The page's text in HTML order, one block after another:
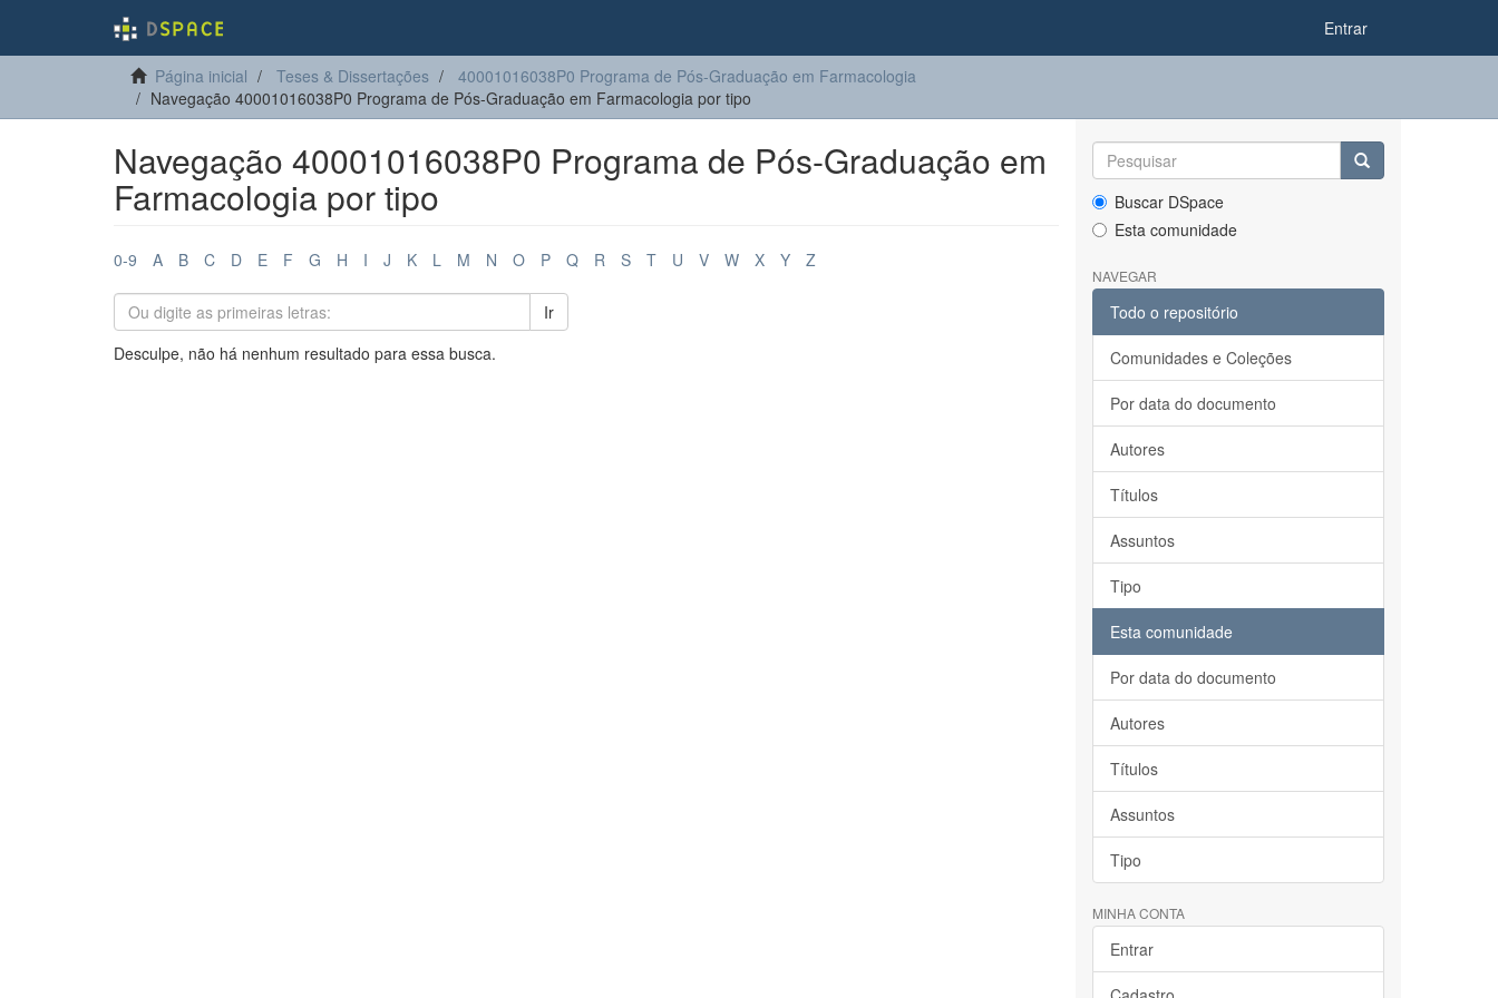
Entrar
Página inicial Teses & Dissertações
40001016038P0 Programa de Pós-Graduação em Farmacologia
Navegação 40001016038P0 Programa de Pós-Graduação em Farmacologia por tipo
Navegação 40001016038P0 Programa de Pós-Graduação em
Farmacologia por tipo
0-9 A B C D E F G H I J K L M N O P Q R S T U V W X Y Z
Ir
Desculpe, não há nenhum resultado para essa busca.
Buscar DSpace
Esta comunidade
NAVEGAR
Todo o repositório
Comunidades e Coleções
Por data do documento
Autores
Títulos
Assuntos
Tipo
Esta comunidade
Por data do documento
Autores
Títulos
Assuntos
Tipo
MINHA CONTA
Entrar